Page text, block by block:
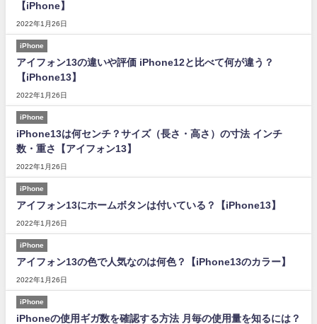
【iPhone】
2022年1月26日
iPhone
アイフォン13の違いや評価 iPhone12と比べて何が違う？
【iPhone13】
2022年1月26日
iPhone
iPhone13は何センチ？サイズ（長さ・高さ）の寸法 インチ
数・重さ【アイフォン13】
2022年1月26日
iPhone
アイフォン13にホームボタンは付いている？【iPhone13】
2022年1月26日
iPhone
アイフォン13の色で人気なのは何色？【iPhone13のカラー】
2022年1月26日
iPhone
iPhoneの使用ギガ数を確認する方法 月毎の使用量を知るには？